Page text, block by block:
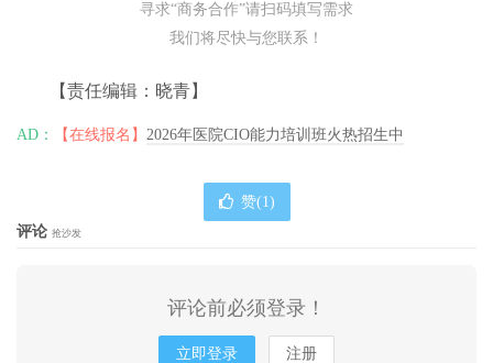
寻求“商务合作”请扫码填写需求
我们将尽快与您联系！
【责任编辑：晓青】
AD： 【在线报名】 2026年医院CIO能力培训班火热招生中
赞(1)
评论 抢沙发
评论前必须登录！
立即登录 注册